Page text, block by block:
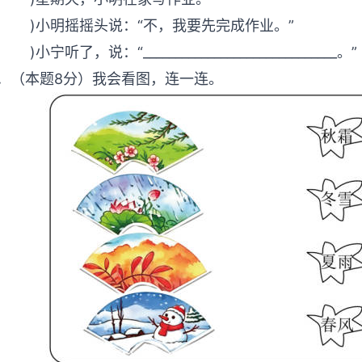
明摇摇头说：“不，我要先完成作业。”
宁听了，说：
（本题8分）我会看图，连一连。